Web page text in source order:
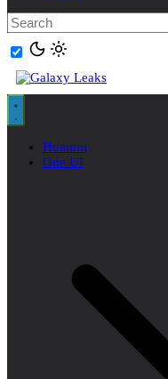
Новини
One UI